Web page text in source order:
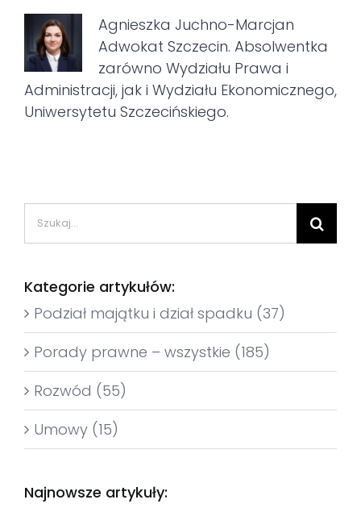
Agnieszka Juchno-Marcjan
Adwokat Szczecin. Absolwentka
zarówno Wydziału Prawa i
Administracji, jak i Wydziału Ekonomicznego,
Uniwersytetu Szczecińskiego.
Kategorie artykułów:
Podział majątku i dział spadku (37)
Porady prawne – wszystkie (185)
Rozwód (55)
Umowy (15)
Najnowsze artykuły: